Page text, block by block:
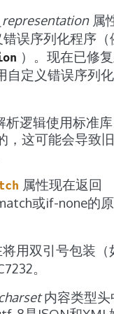
属
误序列化程序（
）。现在已修
自定义错误序列
析逻辑使用标准
，这可能会导致旧
属性现在返回
或if-none的
用双引号包装（
。
内容类型头